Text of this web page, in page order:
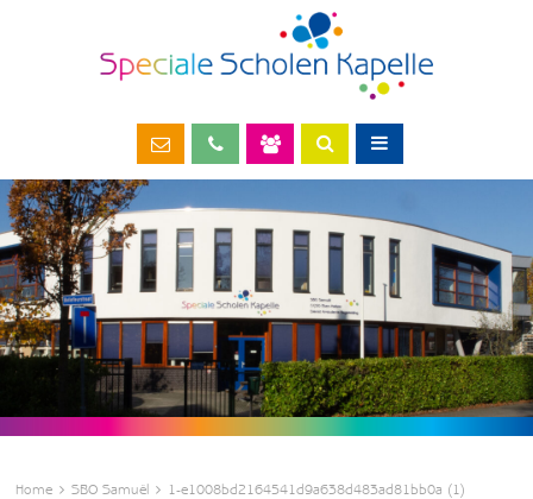
Home SBO Samuël 1-e1008bd2164541d9a638d483ad81bb0a (1)